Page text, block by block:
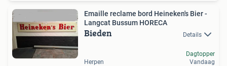
Emaille reclame bord Heineken's Bier -
Langcat Bussum HORECA
Bieden Details
Herpen
Dagtopper
Vandaag